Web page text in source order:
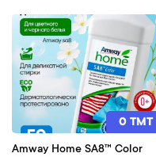
0 TMT
Amway Home SA8™ Color